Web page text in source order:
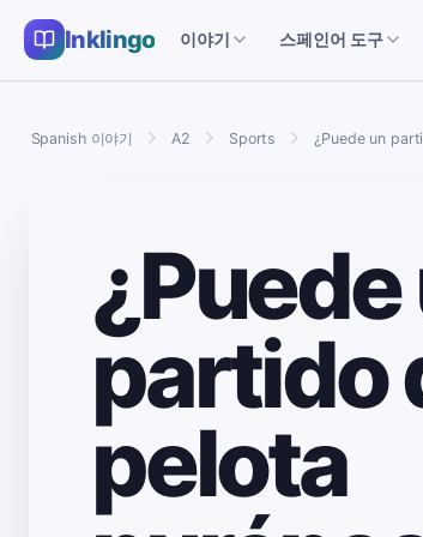
Inklingo 이야기 스페인어 도구
Spanish 이야기 A2 Sports ¿Puede un
¿Puede
partido
pelota